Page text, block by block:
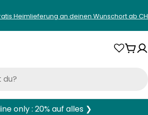
Heimlieferung an deinen Wunschort ab
only : 20% auf alles ❯